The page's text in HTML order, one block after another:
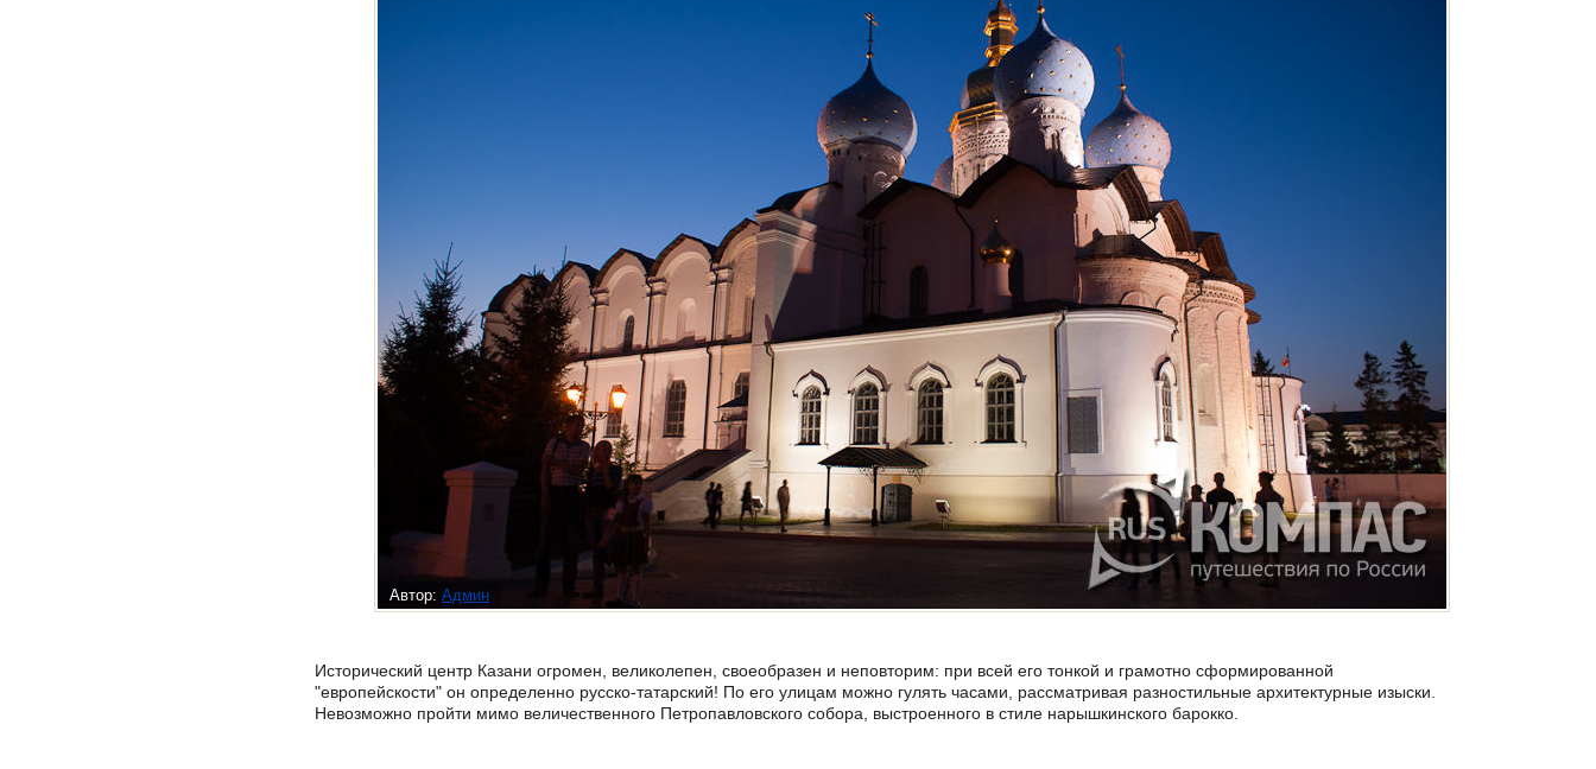
Автор: Админ
Исторический центр Казани огромен, великолепен, своеобразен и неповторим: при всей его тонкой и грамотно сформированной
"европейскости" он определенно русско-татарский! По его улицам можно гулять часами, рассматривая разностильные архитектурные изыски.
Невозможно пройти мимо величественного Петропавловского собора, выстроенного в стиле нарышкинского барокко.